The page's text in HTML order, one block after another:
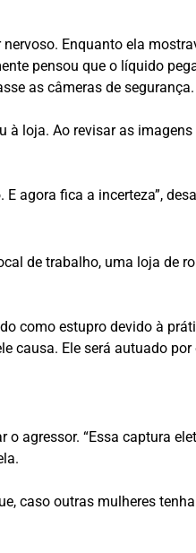
Enquanto ela
pensou que o líquido
as câmeras de segurança.
loja. Ao revisar as imagens
agora fica a incerteza”,
de trabalho, uma loja de
como estupro devido à
causa. Ele será autuado
agressor. “Essa captura
caso outras mulheres